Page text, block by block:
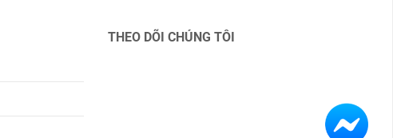
THEO DÕI CHÚNG TÔI